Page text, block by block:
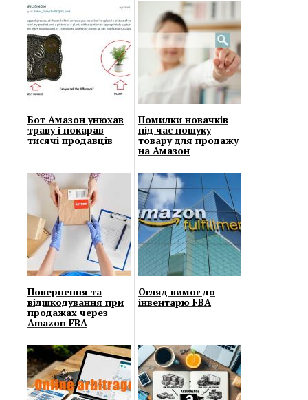
Бот Амазон унюхав
траву і покарав
тисячі продавців
Помилки новачків
під час пошуку
товару для продажу
на Амазон
Повернення та
відшкодування при
продажах через
Amazon FBA
Огляд вимог до
інвентарю FBA